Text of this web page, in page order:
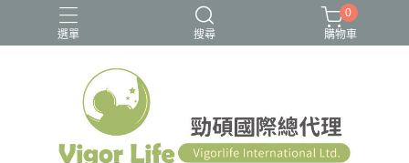
選單 搜尋
buddyphones 旅行專用 耳機
0
購物車